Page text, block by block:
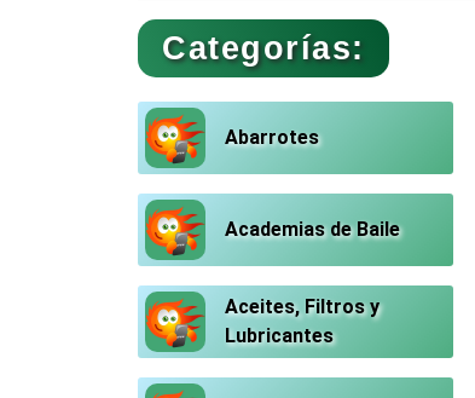
Categorías:
Abarrotes
Academias de Baile
Aceites, Filtros y
Lubricantes